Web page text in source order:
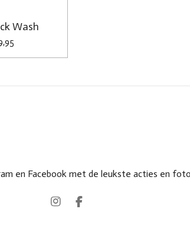
Wash
en Facebook met de leukste acties en
I
F